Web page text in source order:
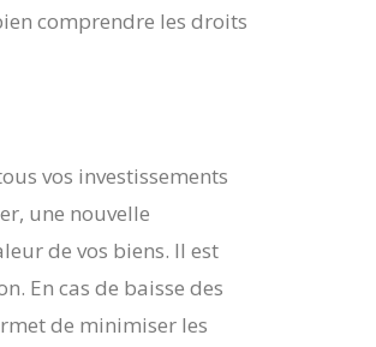
comprendre les droits
vos investissements
une nouvelle
de vos biens. Il est
En cas de baisse des
de minimiser les